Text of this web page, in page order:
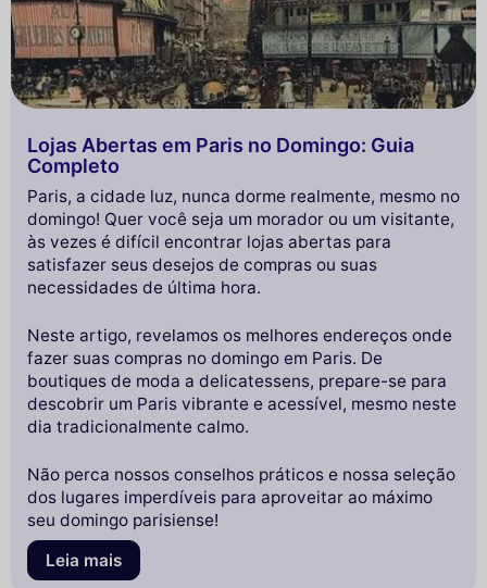
Lojas Abertas em Paris no Domingo: Guia
Completo
Paris, a cidade luz, nunca dorme realmente, mesmo no
domingo! Quer você seja um morador ou um visitante,
às vezes é difícil encontrar lojas abertas para
satisfazer seus desejos de compras ou suas
necessidades de última hora.
Neste artigo, revelamos os melhores endereços onde
fazer suas compras no domingo em Paris. De
boutiques de moda a delicatessens, prepare-se para
descobrir um Paris vibrante e acessível, mesmo neste
dia tradicionalmente calmo.
Não perca nossos conselhos práticos e nossa seleção
dos lugares imperdíveis para aproveitar ao máximo
seu domingo parisiense!
Leia mais